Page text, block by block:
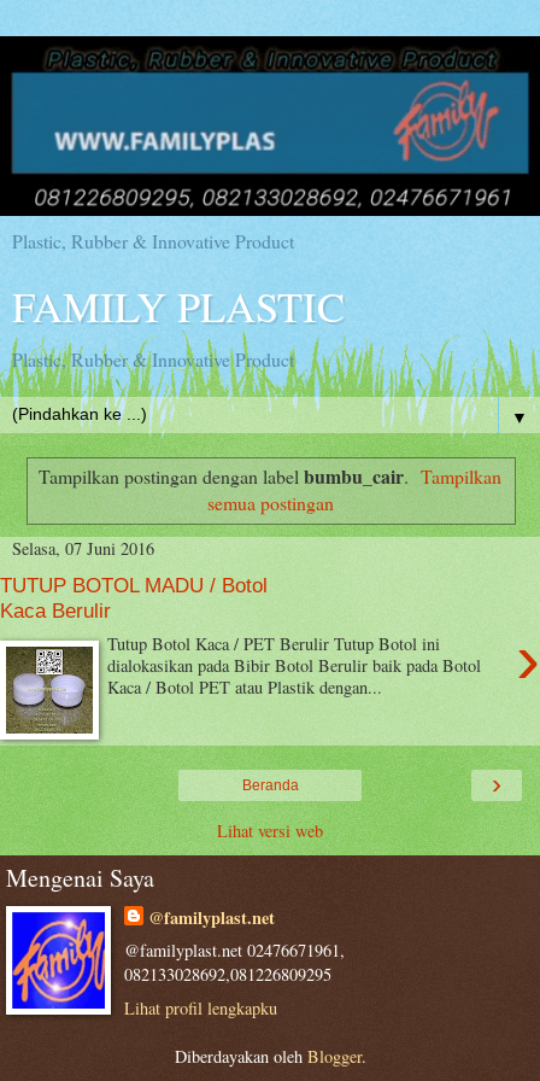
Plastic, Rubber & Innovative Product
FAMILY PLASTIC
Plastic, Rubber & Innovative Product
▼
Tampilkan postingan dengan label bumbu_cair. Tampilkan
semua postingan
Selasa, 07 Juni 2016
TUTUP BOTOL MADU / Botol
Kaca Berulir
›
Tutup Botol Kaca / PET Berulir Tutup Botol ini
dialokasikan pada Bibir Botol Berulir baik pada Botol
Kaca / Botol PET atau Plastik dengan...
›
Beranda
Lihat versi web
Mengenai Saya
@familyplast.net
@familyplast.net 02476671961,
082133028692,081226809295
Lihat profil lengkapku
Diberdayakan oleh Blogger.